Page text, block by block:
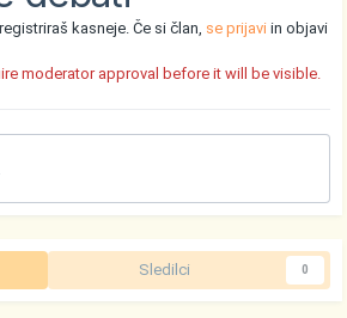
kasneje. Če si član, se prijavi in objavi
moderator approval before it will be visible.
Sledilci 0